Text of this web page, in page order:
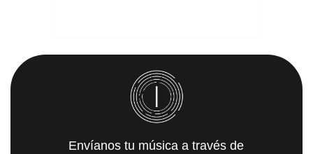
Envíanos tu música a través de